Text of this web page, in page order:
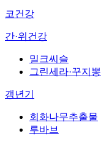
코건강
간·위건강
밀크씨슬
그린세라·꾸지뽕
갱년기
회화나무추출물
루바브